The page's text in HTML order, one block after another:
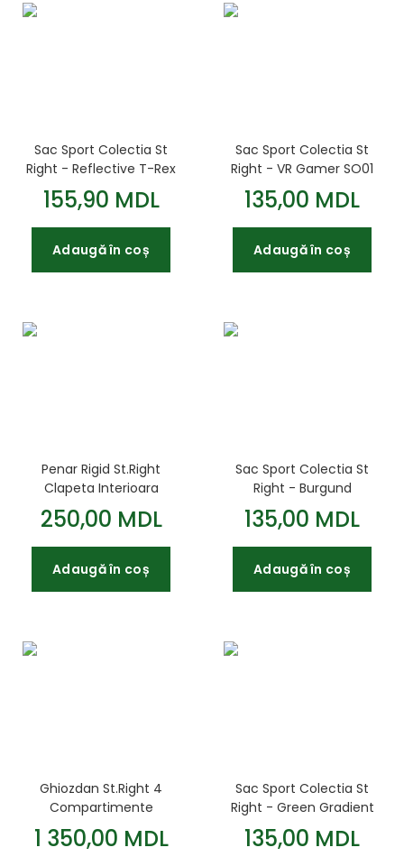
Sac Sport Colectia St
Right - Reflective T-Rex
SO01 43x34cm
155,90 MDL
Adaugă în coș
Sac Sport Colectia St
Right - VR Gamer SO01
43x34cm
135,00 MDL
Adaugă în coș
Penar Rigid St.Right
Clapeta Interioara
Colectia - Burgund
Gradient PC01 23x9
5x6cm
250,00 MDL
Adaugă în coș
Sac Sport Colectia St
Right - Burgund
Gradient SO01
43x34cm
135,00 MDL
Adaugă în coș
Ghiozdan St.Right 4
Compartimente
Impermeabil Burgund
Gradient BP01
1 350,00 MDL
Sac Sport Colectia St
Right - Green Gradient
SO01 43x34cm
135,00 MDL